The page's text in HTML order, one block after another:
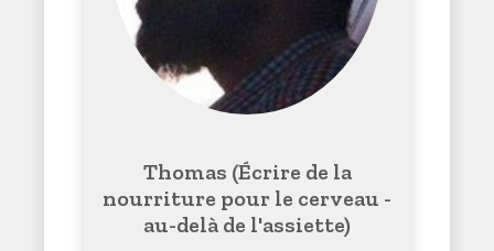
Thomas (Écrire de la
nourriture pour le cerveau -
au-delà de l'assiette)